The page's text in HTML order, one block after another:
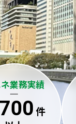
業務実績
件